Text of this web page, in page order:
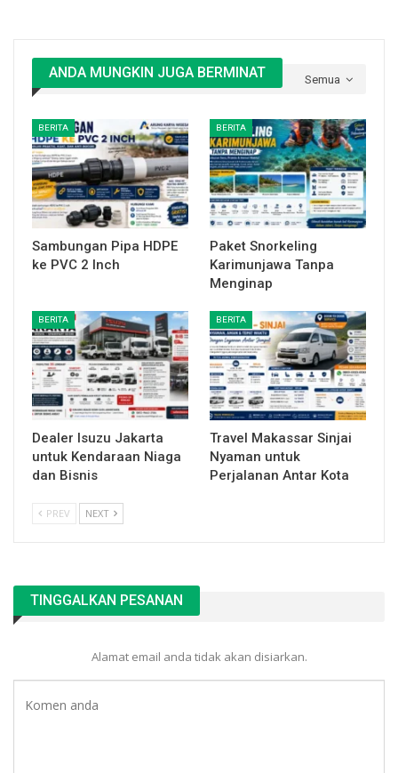
Semua
ANDA MUNGKIN JUGA BERMINAT
BERITA
Sambungan Pipa HDPE
ke PVC 2 Inch
BERITA
Paket Snorkeling
Karimunjawa Tanpa
Menginap
BERITA
Dealer Isuzu Jakarta
untuk Kendaraan Niaga
dan Bisnis
BERITA
Travel Makassar Sinjai
Nyaman untuk
Perjalanan Antar Kota
PREV NEXT
TINGGALKAN PESANAN
Alamat email anda tidak akan disiarkan.